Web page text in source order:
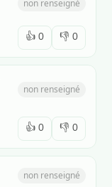
non renseigné
👍 0 👎 0
non renseigné
👍 0 👎 0
non renseigné